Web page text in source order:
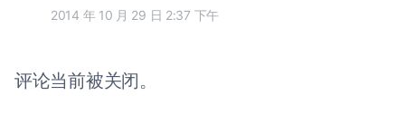
2014 年 10 月 29 日 2:37 下午
评论当前被关闭。